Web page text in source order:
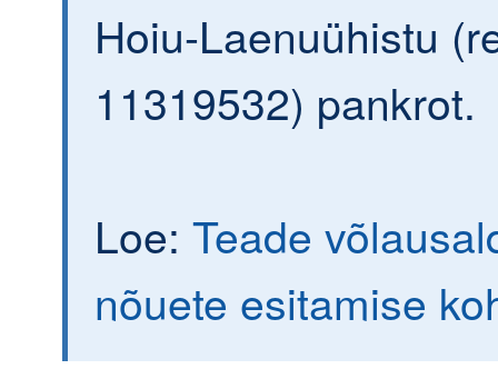
Hoiu-Laenuühistu
11319532) pankrot.
Loe: Teade
nõuete esitamise